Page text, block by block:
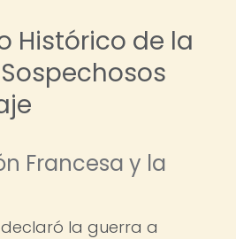
Histórico de la
Francesa y la
declaró la guerra a